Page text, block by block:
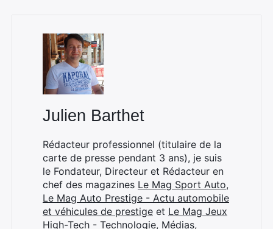
Julien Barthet
Rédacteur professionnel (titulaire de la
carte de presse pendant 3 ans), je suis
le Fondateur, Directeur et Rédacteur en
chef des magazines Le Mag Sport Auto,
Le Mag Auto Prestige - Actu automobile
et véhicules de prestige et Le Mag Jeux
High-Tech - Technologie, Médias,